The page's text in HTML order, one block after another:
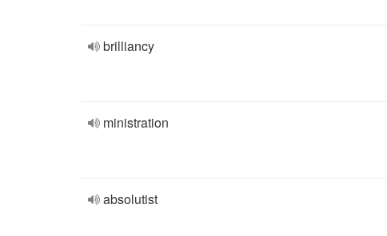
brilliancy
ministration
absolutist